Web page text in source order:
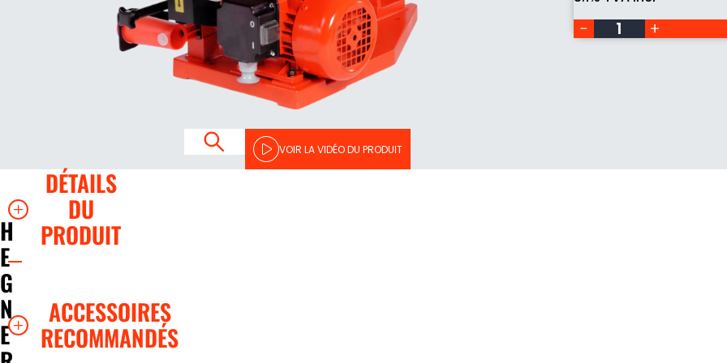
VOIR LA VIDÉO DU PRODUIT
H
E
G
N
E
DÉTAILS
DU
PRODUIT
ACCESSOIRES
RECOMMANDÉS